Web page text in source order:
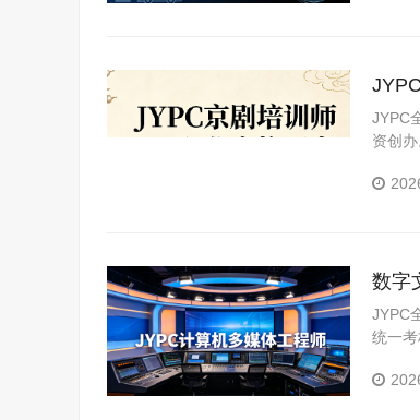
JYPC
资创
数字
文创
JYPC
统一